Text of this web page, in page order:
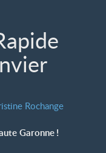
Rochange
Garonne!